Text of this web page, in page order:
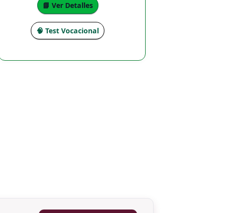
📘 Ver Detalles
🧠 Test Vocacional